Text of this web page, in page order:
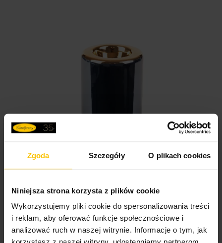
Zgoda Szczegóły O plikach cookies
Niniejsza strona korzysta z plików cookie
Wykorzystujemy pliki cookie do spersonalizowania treści
i reklam, aby oferować funkcje społecznościowe i
analizować ruch w naszej witrynie. Informacje o tym, jak
Świecznik ceramiczny granatowo-złoty o lśniącej
powierzchni ze złotym detalem, kulisty średnica 8x10